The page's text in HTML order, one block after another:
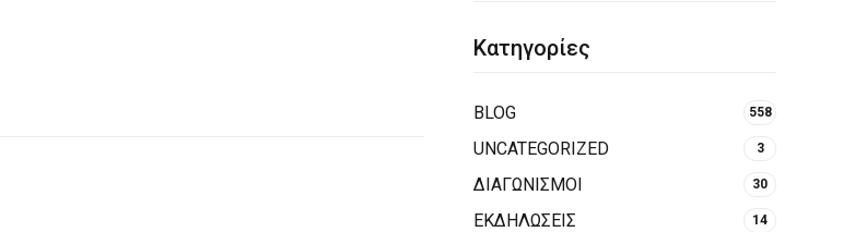
Κατηγορίες
BLOG 558
UNCATEGORIZED 3
ΔΙΑΓΩΝΙΣΜΟΙ 30
ΕΚΔΗΛΩΣΕΙΣ 14